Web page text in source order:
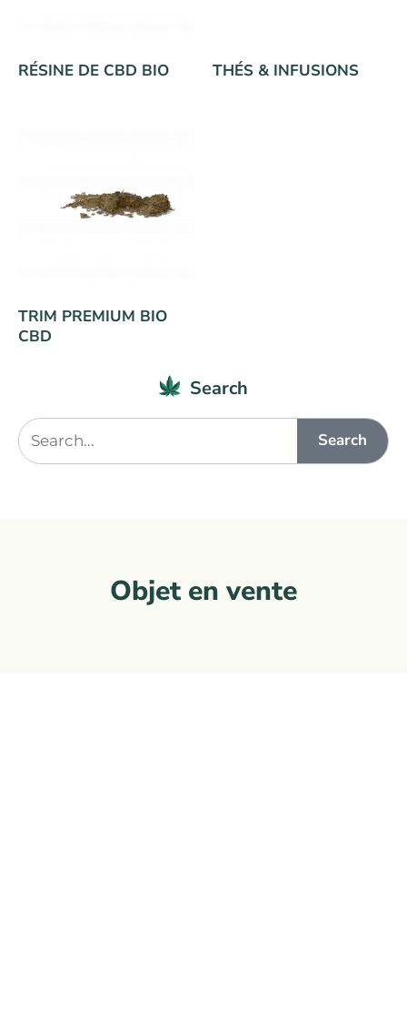
RÉSINE DE CBD BIO THÉS & INFUSIONS
TRIM PREMIUM BIO
CBD
Search
Search
Objet en vente